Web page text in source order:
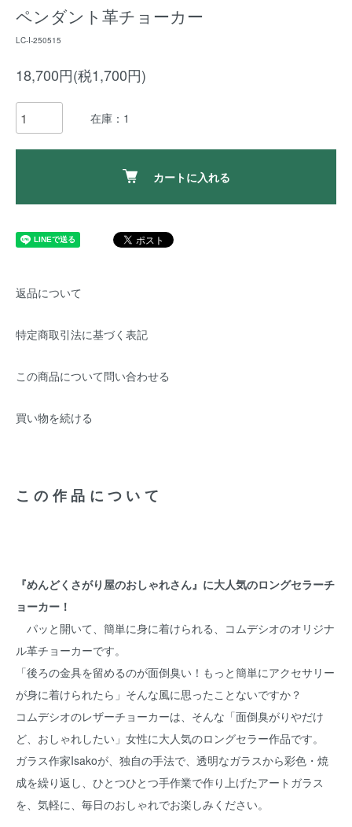
ペンダント革チョーカー
LC-I-250515
18,700円(税1,700円)
在庫：1
カートに入れる
返品について
特定商取引法に基づく表記
この商品について問い合わせる
買い物を続ける
この作品について
『めんどくさがり屋のおしゃれさん』に大人気のロングセラーチ
ョーカー！
パッと開いて、簡単に身に着けられる、コムデシオのオリジナ
ル革チョーカーです。
「後ろの金具を留めるのが面倒臭い！もっと簡単にアクセサリー
が身に着けられたら」そんな風に思ったことないですか？
コムデシオのレザーチョーカーは、そんな「面倒臭がりやだけ
ど、おしゃれしたい」女性に大人気のロングセラー作品です。
ガラス作家Isakoが、独自の手法で、透明なガラスから彩色・焼
成を繰り返し、ひとつひとつ手作業で作り上げたアートガラス
を、気軽に、毎日のおしゃれでお楽しみください。